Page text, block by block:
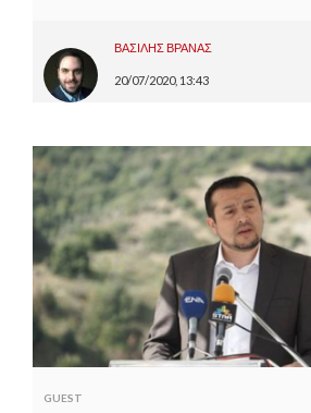
ΒΑΣΙΛΗΣ ΒΡΑΝΑΣ
20/07/2020, 13:43
GUEST